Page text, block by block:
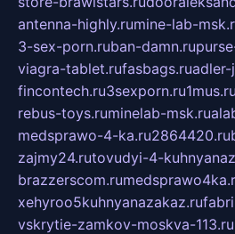
antenna-highly.rumine-lab-
3-sex-porn.ruban-damn.ru
viagra-tablet.rufasbags.ruadler-
fincontech.ru3sexporn.ru1mus.ru
rebus-toys.ruminelab-msk.ru
medsprawo-4-ka.ru2864420.ru
zajmy24.rutovudyi-4-
brazzerscom.ru
xehyroo5kuhnyanazakaz.ru
vskrytie-zamkov-moskva-113.ru